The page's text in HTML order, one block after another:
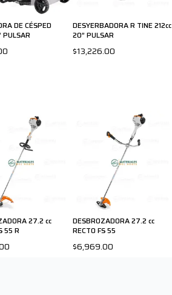
DE CÉSPED
PULSAR
DESYERBADORA R TINE 212cc
20” PULSAR
$13,226.00
27.2 cc
55 R
DESBROZADORA 27.2 cc
RECTO FS 55
$6,969.00